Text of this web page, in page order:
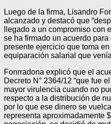
Luego de la firma, Lisandro
alcanzado y destacó que
llegado a un compromiso con
se ha firmado un acuerdo para
presente ejercicio que toma
equiparación salarial que
Fonrradona explicó que el
Decreto N° 2364/12 “que fue
mayor virulencia cuando no
respecto a la distribución de
por lo que ese dinero se
representa aproximadamente